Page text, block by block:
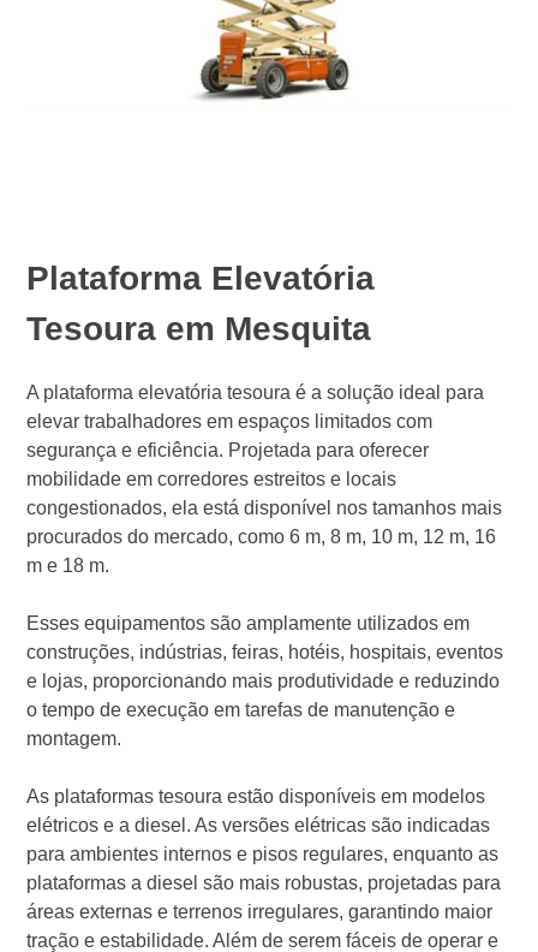
Plataforma Elevatória
Tesoura em Mesquita
A plataforma elevatória tesoura é a solução ideal para
elevar trabalhadores em espaços limitados com
segurança e eficiência. Projetada para oferecer
mobilidade em corredores estreitos e locais
congestionados, ela está disponível nos tamanhos mais
procurados do mercado, como 6 m, 8 m, 10 m, 12 m, 16
m e 18 m.
Esses equipamentos são amplamente utilizados em
construções, indústrias, feiras, hotéis, hospitais, eventos
e lojas, proporcionando mais produtividade e reduzindo
o tempo de execução em tarefas de manutenção e
montagem.
As plataformas tesoura estão disponíveis em modelos
elétricos e a diesel. As versões elétricas são indicadas
para ambientes internos e pisos regulares, enquanto as
plataformas a diesel são mais robustas, projetadas para
áreas externas e terrenos irregulares, garantindo maior
tração e estabilidade. Além de serem fáceis de operar e